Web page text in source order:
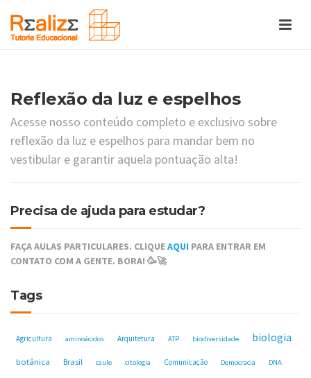
Reflexão da luz e espelhos
Acesse nosso conteúdo completo e exclusivo sobre
reflexão da luz e espelhos para mandar bem no
vestibular e garantir aquela pontuação alta!
Precisa de ajuda para estudar?
FAÇA AULAS PARTICULARES. CLIQUEAQUI PARA ENTRAR EM
CONTATO COM A GENTE. BORA! 🥳🚀
Tags
Agricultura aminoácidos Arquitetura ATP biodiversidade biologia
botânica Brasil caule citologia Comunicação Democracia DNA